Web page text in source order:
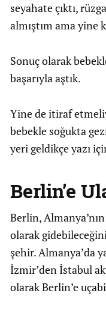
seyahate çıktı,
almıştım ama yine
Sonuç olarak
başarıyla aştık.
Yine de itiraf
bebekle soğukta
yeri geldikçe yazı
Berlin’e
Berlin,
olarak
şehir. Almanya’da
İzmir’den İstabul
olarak Berlin’e